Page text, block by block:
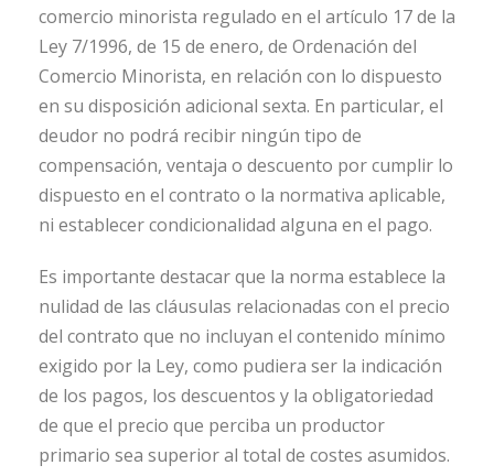
comercio minorista regulado en el artículo 17 de la
Ley 7/1996, de 15 de enero, de Ordenación del
Comercio Minorista, en relación con lo dispuesto
en su disposición adicional sexta. En particular, el
deudor no podrá recibir ningún tipo de
compensación, ventaja o descuento por cumplir lo
dispuesto en el contrato o la normativa aplicable,
ni establecer condicionalidad alguna en el pago.
Es importante destacar que la norma establece la
nulidad de las cláusulas relacionadas con el precio
del contrato que no incluyan el contenido mínimo
exigido por la Ley, como pudiera ser la indicación
de los pagos, los descuentos y la obligatoriedad
de que el precio que perciba un productor
primario sea superior al total de costes asumidos.